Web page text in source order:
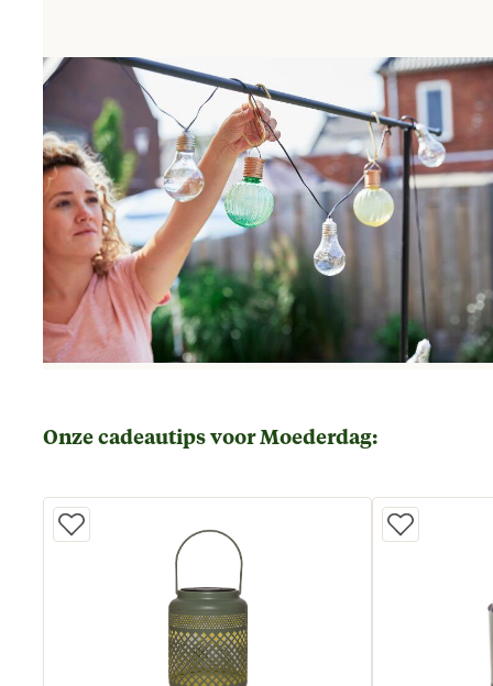
Onze cadeautips voor Moederdag: